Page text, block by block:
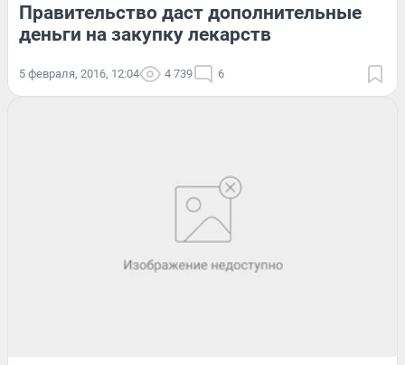
Правительство даст дополнительные
деньги на закупку лекарств
5 февраля, 2016, 12:04 4 739 6